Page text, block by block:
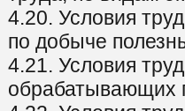
4.20. Условия
по добыче
4.21. Условия
обрабатывающих